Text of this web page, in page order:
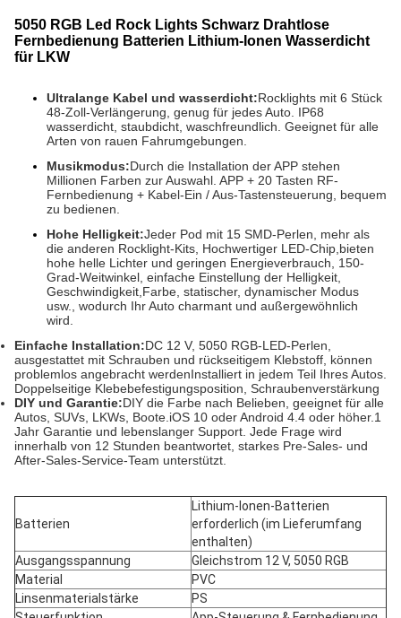
5050 RGB Led Rock Lights Schwarz Drahtlose
Fernbedienung Batterien Lithium-Ionen Wasserdicht
für LKW
Ultralange Kabel und wasserdicht:Rocklights mit 6 Stück
48-Zoll-Verlängerung, genug für jedes Auto. IP68
wasserdicht, staubdicht, waschfreundlich. Geeignet für alle
Arten von rauen Fahrumgebungen.
Musikmodus:Durch die Installation der APP stehen
Millionen Farben zur Auswahl. APP + 20 Tasten RF-
Fernbedienung + Kabel-Ein / Aus-Tastensteuerung, bequem
zu bedienen.
Hohe Helligkeit:Jeder Pod mit 15 SMD-Perlen, mehr als
die anderen Rocklight-Kits, Hochwertiger LED-Chip, bieten
hohe helle Lichter und geringen Energieverbrauch, 150-
Grad-Weitwinkel, einfache Einstellung der Helligkeit,
Geschwindigkeit, Farbe, statischer, dynamischer Modus
usw., wodurch Ihr Auto charmant und außergewöhnlich
wird.
Einfache Installation:DC 12 V, 5050 RGB-LED-Perlen,
ausgestattet mit Schrauben und rückseitigem Klebstoff, können
problemlos angebracht werdenInstalliert in jedem Teil Ihres Autos.
Doppelseitige Klebebefestigungsposition, Schraubenverstärkung
DIY und Garantie:DIY die Farbe nach Belieben, geeignet für alle
Autos, SUVs, LKWs, Boote.iOS 10 oder Android 4.4 oder höher.1
Jahr Garantie und lebenslanger Support. Jede Frage wird
innerhalb von 12 Stunden beantwortet, starkes Pre-Sales- und
After-Sales-Service-Team unterstützt.
Batterien
Lithium-Ionen-Batterien
erforderlich (im Lieferumfang
enthalten)
Ausgangsspannung
Gleichstrom 12 V, 5050 RGB
Material
PVC
Linsenmaterialstärke
PS